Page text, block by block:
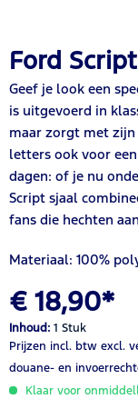
Ford
Geef je look een
is uitgevoerd in
maar zorgt met
letters ook voor
dagen: of je nu
Script sjaal
fans die hechten
Materiaal: 100%
€ 18,90*
Inhoud: 1 Stuk
Prijzen incl. btw excl.
douane- en
Klaar voor